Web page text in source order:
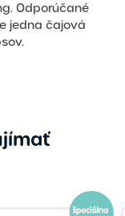
Odporúčané
jedna čajová